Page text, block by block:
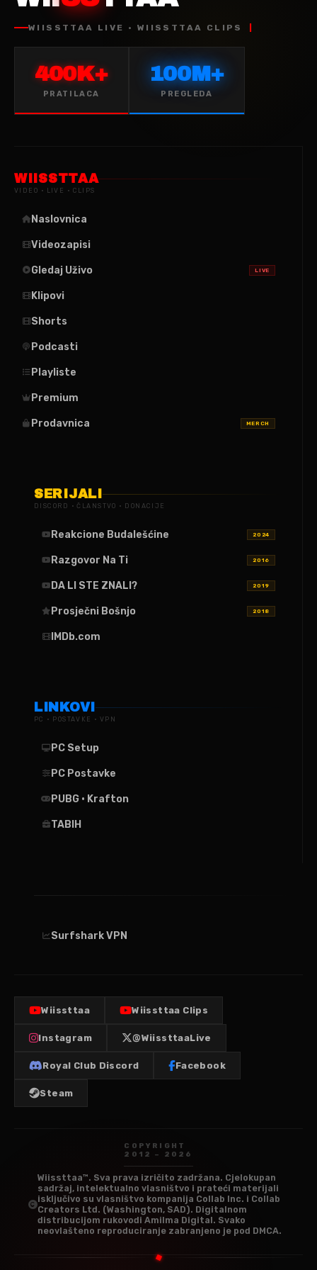
WIISSTTAA LIVE · WIISSTTAA CLIPS
400K+
PRATILACA
100M+
PREGLEDA
WIISSTTAA
VIDEO · LIVE · CLIPS
Naslovnica
Videozapisi
Gledaj Uživo LIVE
Klipovi
Shorts
Podcasti
Playliste
Premium
Prodavnica MERCH
SERIJALI
DISCORD · ČLANSTVO · DONACIJE
Reakcione Budalešćine 2024
Razgovor Na Ti 2016
DA LI STE ZNALI? 2019
Prosječni Bošnjo 2018
IMDb.com
LINKOVI
PC · POSTAVKE · VPN
PC Setup
PC Postavke
PUBG · Krafton
TABIH
Surfshark VPN
Wiissttaa Wiissttaa Clips
Instagram @WiissttaaLive
Royal Club Discord Facebook
Steam
COPYRIGHT
2012 – 2026
Wiissttaa™. Sva prava izričito zadržana. Cjelokupan
sadržaj, intelektualno vlasništvo i prateći materijali
isključivo su vlasništvo kompanija Collab Inc. i Collab
Creators Ltd. (Washington, SAD). Digitalnom
distribucijom rukovodi Amilma Digital. Svako
neovlašteno reproduciranje zabranjeno je pod DMCA.